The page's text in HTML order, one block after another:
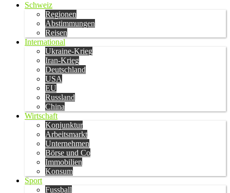
Schweiz
Regionen
Abstimmungen
Reisen
International
Ukraine-Krieg
Iran-Krieg
Deutschland
USA
EU
Russland
China
Wirtschaft
Konjunktur
Arbeitsmarkt
Unternehmen
Börse und Co
Immobilien
Konsum
Sport
Fussball